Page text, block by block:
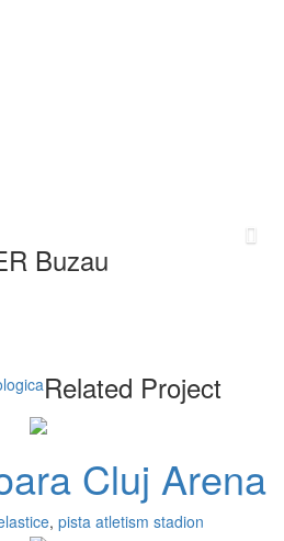
Buzau
Related Project
Cluj Arena
, pista atletism stadion